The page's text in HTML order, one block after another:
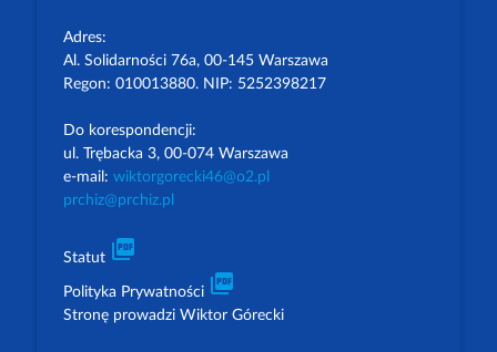
Adres:
Al. Solidarności 76a, 00-145 Warszawa
Regon: 010013880. NIP: 5252398217
Do korespondencji:
ul. Trębacka 3, 00-074 Warszawa
e-mail: wiktorgorecki46@o2.pl
prchiz@prchiz.pl
Statut picture_as_pdf
Polityka Prywatności picture_as_pdf
Stronę prowadzi Wiktor Górecki